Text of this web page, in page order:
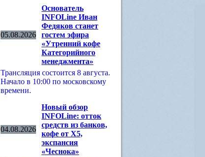
05.08.2026
Основатель
INFOLine Иван
Федяков станет
гостем эфира
«Утренний кофе
Категорийного
менеджмента»
Трансляция состоится 8 августа.
Начало в 10:00 по московскому
времени.
04.08.2026
Новый обзор
INFOLine: отток
средств из банков,
кофе от Х5,
экспансия
«Чеснока»